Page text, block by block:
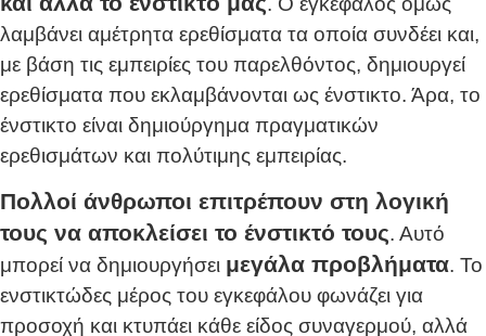
λαμβάνει αμέτρητα ερεθίσματα τα οποία συνδέει και,
με βάση τις εμπειρίες του παρελθόντος, δημιουργεί
ερεθίσματα που εκλαμβάνονται ως ένστικτο. Άρα, το
ένστικτο είναι δημιούργημα πραγματικών
ερεθισμάτων και πολύτιμης εμπειρίας.
Πολλοί άνθρωποι επιτρέπουν στη λογική
τους να αποκλείσει το ένστικτό τους. Αυτό
μπορεί να δημιουργήσει μεγάλα προβλήματα. Το
ενστικτώδες μέρος του εγκεφάλου φωνάζει για
προσοχή και κτυπάει κάθε είδος συναγερμού, αλλά